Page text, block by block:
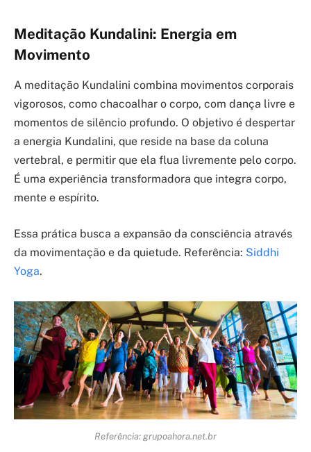
Meditação Kundalini: Energia em
Movimento
A meditação Kundalini combina movimentos corporais
vigorosos, como chacoalhar o corpo, com dança livre e
momentos de silêncio profundo. O objetivo é despertar
a energia Kundalini, que reside na base da coluna
vertebral, e permitir que ela flua livremente pelo corpo.
É uma experiência transformadora que integra corpo,
mente e espírito.
Essa prática busca a expansão da consciência através
da movimentação e da quietude. Referência: Siddhi
Yoga.
Referência: grupoahora.net.br